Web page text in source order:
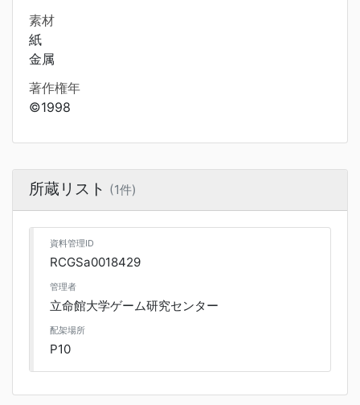
素材
紙
金属
著作権年
©1998
所蔵リスト (1件)
資料管理ID
RCGSa0018429
管理者
立命館大学ゲーム研究センター
配架場所
P10